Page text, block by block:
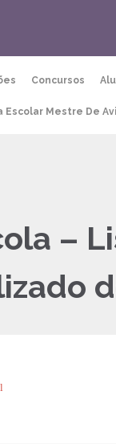
Concursos
Escolar Mestre De
–